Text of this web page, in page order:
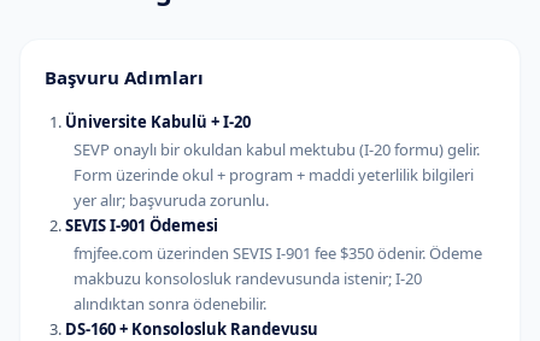
Başvuru Adımları
Üniversite Kabulü + I-20
SEVP onaylı bir okuldan kabul mektubu (I-20 formu) gelir.
Form üzerinde okul + program + maddi yeterlilik bilgileri
yer alır; başvuruda zorunlu.
SEVIS I-901 Ödemesi
fmjfee.com üzerinden SEVIS I-901 fee $350 ödenir. Ödeme
makbuzu konsolosluk randevusunda istenir; I-20
alındıktan sonra ödenebilir.
DS-160 + Konsolosluk Randevusu